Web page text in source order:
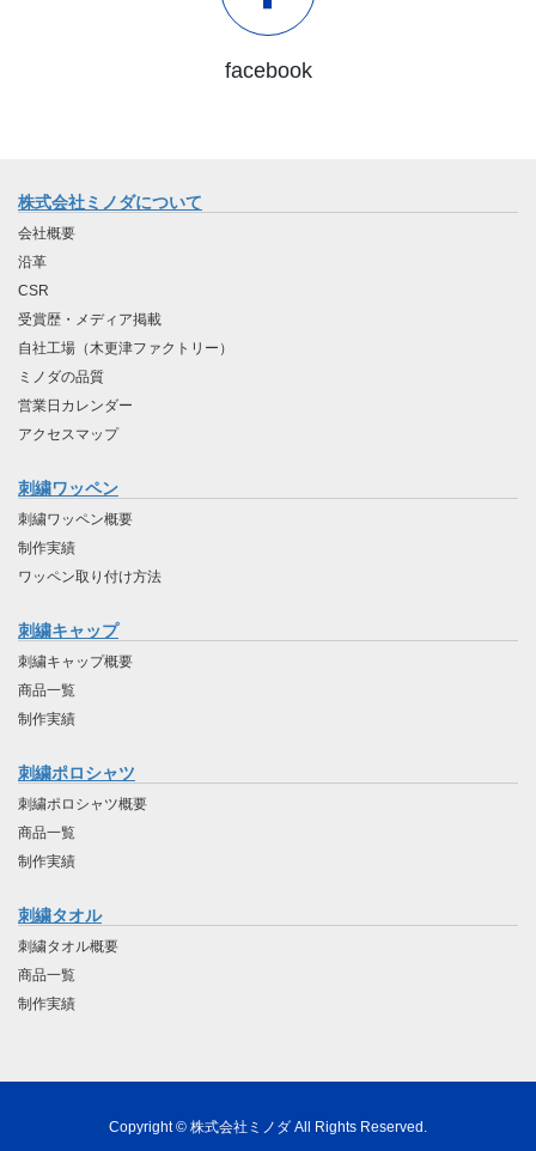
facebook
株式会社ミノダについて
会社概要
沿革
CSR
受賞歴・メディア掲載
自社工場（木更津ファクトリー）
ミノダの品質
営業日カレンダー
アクセスマップ
刺繍ワッペン
刺繍ワッペン概要
制作実績
ワッペン取り付け方法
刺繍キャップ
刺繍キャップ概要
商品一覧
制作実績
刺繍ポロシャツ
刺繍ポロシャツ概要
商品一覧
制作実績
刺繍タオル
刺繍タオル概要
商品一覧
制作実績
Copyright © 株式会社ミノダ All Rights Reserved.